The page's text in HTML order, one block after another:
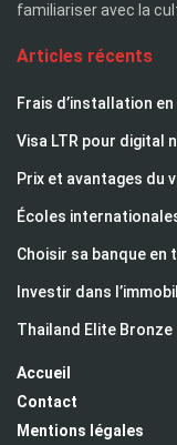
familiariser avec la
Articles récents
Frais d’installation
Visa LTR pour digital
Prix et avantages du
Écoles
Choisir sa banque en
Investir dans
Thailand Elite
Accueil
Contact
Mentions légales